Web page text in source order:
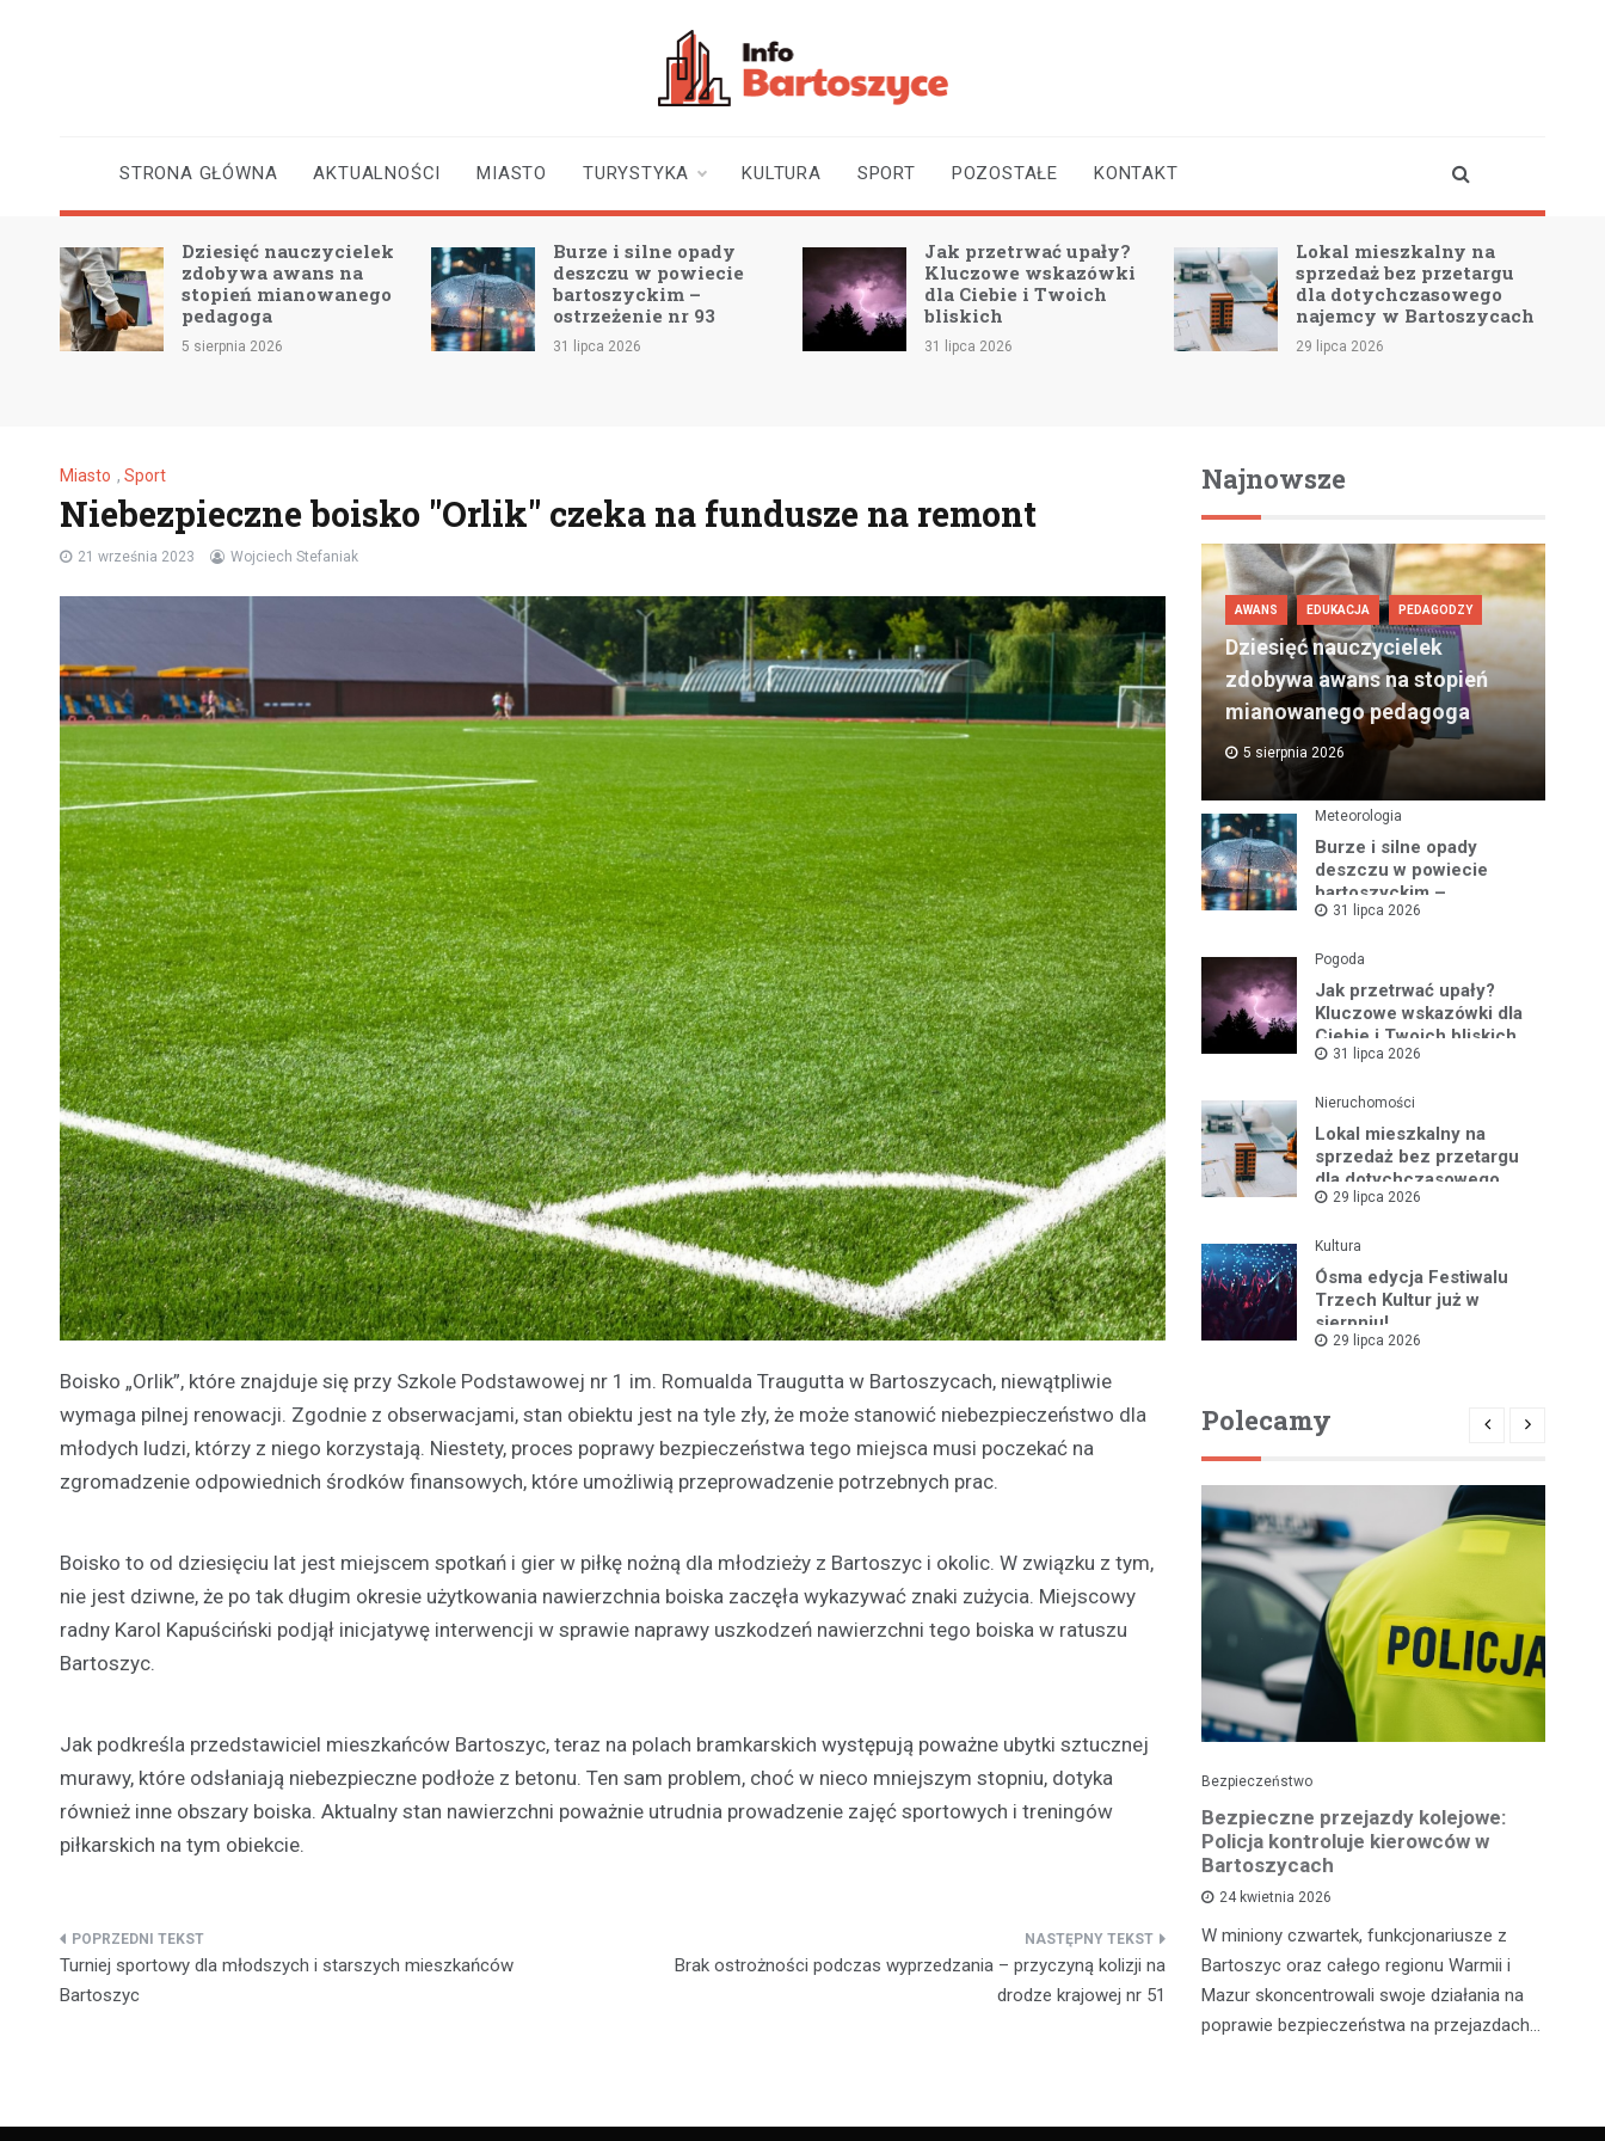
STRONA GŁÓWNA AKTUALNOŚCI MIASTO TURYSTYKA KULTURA SPORT POZOSTAŁE KONTAKT
Dziesięć nauczycielek
zdobywa awans na
stopień mianowanego
pedagoga
5 sierpnia 2026
Burze i silne opady
deszczu w powiecie
bartoszyckim –
ostrzeżenie nr 93
31 lipca 2026
Jak przetrwać upały?
Kluczowe wskazówki
dla Ciebie i Twoich
bliskich
31 lipca 2026
Lokal mieszkalny na
sprzedaż bez przetargu
dla dotychczasowego
najemcy w Bartoszycach
29 lipca 2026
Miasto , Sport
Niebezpieczne boisko "Orlik" czeka na fundusze na remont
21 września 2023 Wojciech Stefaniak
Boisko „Orlik”, które znajduje się przy Szkole Podstawowej nr 1 im. Romualda Traugutta w Bartoszycach, niewątpliwie
wymaga pilnej renowacji. Zgodnie z obserwacjami, stan obiektu jest na tyle zły, że może stanowić niebezpieczeństwo dla
młodych ludzi, którzy z niego korzystają. Niestety, proces poprawy bezpieczeństwa tego miejsca musi poczekać na
zgromadzenie odpowiednich środków finansowych, które umożliwią przeprowadzenie potrzebnych prac.
Boisko to od dziesięciu lat jest miejscem spotkań i gier w piłkę nożną dla młodzieży z Bartoszyc i okolic. W związku z tym,
nie jest dziwne, że po tak długim okresie użytkowania nawierzchnia boiska zaczęła wykazywać znaki zużycia. Miejscowy
radny Karol Kapuściński podjął inicjatywę interwencji w sprawie naprawy uszkodzeń nawierzchni tego boiska w ratuszu
Bartoszyc.
Jak podkreśla przedstawiciel mieszkańców Bartoszyc, teraz na polach bramkarskich występują poważne ubytki sztucznej
murawy, które odsłaniają niebezpieczne podłoże z betonu. Ten sam problem, choć w nieco mniejszym stopniu, dotyka
również inne obszary boiska. Aktualny stan nawierzchni poważnie utrudnia prowadzenie zajęć sportowych i treningów
piłkarskich na tym obiekcie.
Nawigacja
wpisu
Turniej sportowy dla młodszych i starszych mieszkańców
Bartoszyc
Brak ostrożności podczas wyprzedzania – przyczyną kolizji na
drodze krajowej nr 51
Najnowsze
AWANS EDUKACJA PEDAGODZY
Dziesięć nauczycielek
zdobywa awans na stopień
mianowanego pedagoga
5 sierpnia 2026
Meteorologia
Burze i silne opady
deszczu w powiecie
bartoszyckim –
ostrzeżenie nr 93
31 lipca 2026
Pogoda
Jak przetrwać upały?
Kluczowe wskazówki dla
Ciebie i Twoich bliskich
31 lipca 2026
Nieruchomości
Lokal mieszkalny na
sprzedaż bez przetargu
dla dotychczasowego
najemcy w Bartoszycach
29 lipca 2026
Kultura
Ósma edycja Festiwalu
Trzech Kultur już w
sierpniu!
29 lipca 2026
Polecamy
Policja
Siedmioro poszukiwanych
przeprowadzili serię zatrzymań osób
poszukiwanych w związku z różnymi
przestępstwami i wykroczeniami. Pierwszy
Bezpieczeństwo
Bezpieczne przejazdy kolejowe:
Policja kontroluje kierowców w
Bartoszycach
24 kwietnia 2026
W miniony czwartek, funkcjonariusze z
Bartoszyc oraz całego regionu Warmii i
Mazur skoncentrowali swoje działania na
poprawie bezpieczeństwa na przejazdach…